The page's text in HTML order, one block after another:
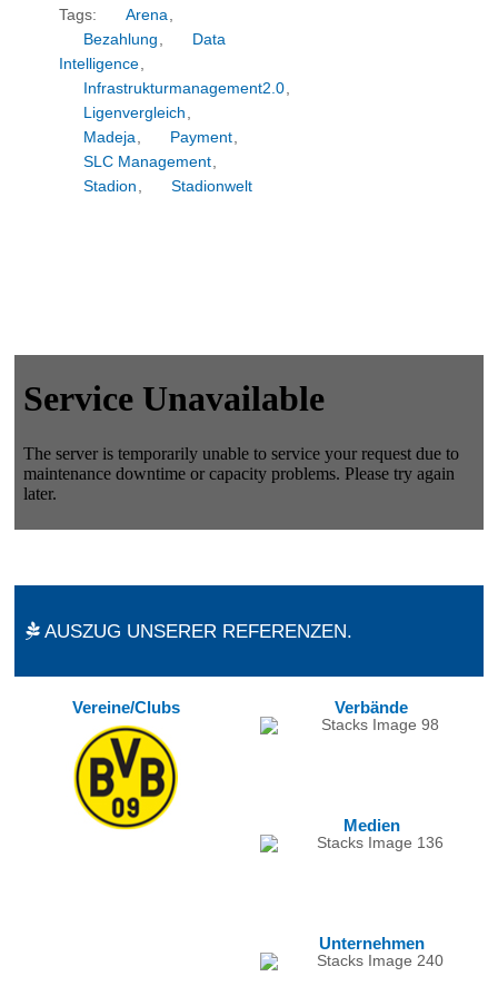
Tags: Arena
Bezahlung
Data
Intelligence
Infrastrukturmanagement2.0
Ligenvergleich
Madeja
Payment
SLC Management
Stadion
Stadionwelt
AUSZUG UNSERER REFERENZEN.
Vereine/Clubs Verbände
Medien
Unternehmen